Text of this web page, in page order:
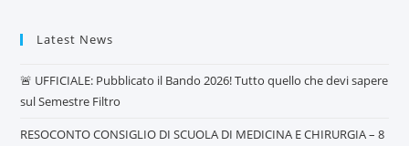
Latest News
🚨 UFFICIALE: Pubblicato il Bando 2026! Tutto quello che devi sapere
sul Semestre Filtro
RESOCONTO CONSIGLIO DI SCUOLA DI MEDICINA E CHIRURGIA – 8